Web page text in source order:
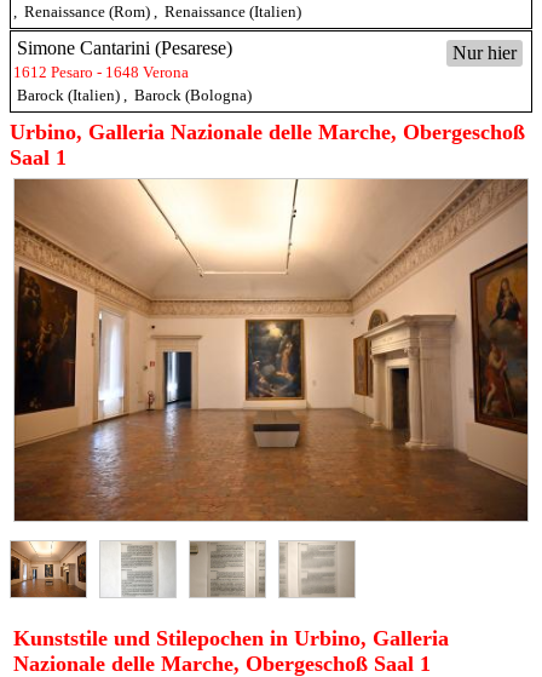
Renaissance (Rom) Renaissance (Italien)
Nur hier
Simone Cantarini (Pesarese)
1612 Pesaro - 1648 Verona
Barock (Italien)
Barock (Bologna)
Urbino, Galleria Nazionale delle Marche, Obergeschoß
Saal 1
Kunststile und Stilepochen in Urbino, Galleria
Nazionale delle Marche, Obergeschoß Saal 1